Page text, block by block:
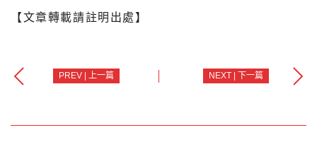
【文章轉載請註明出處】
PREV | 上一篇 NEXT | 下一篇